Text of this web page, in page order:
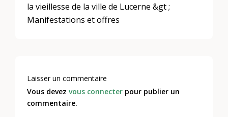
la vieillesse de la ville de Lucerne &gt ;
Manifestations et offres
Laisser un commentaire
Vous devezvous connecter pour publier un
commentaire.